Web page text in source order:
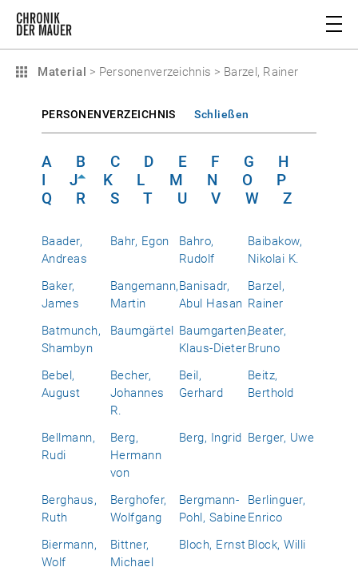
Material > Personenverzeichnis > Barzel, Rainer
PERSONENVERZEICHNIS Schließen
A B C D E F G
H
I
J K L M N O
P
Q
R S T U V W Z
Baader,
Andreas
Bahr, Egon
Bahro,
Rudolf
Baibakow,
Nikolai K.
Baker,
James
Bangemann,
Martin
Banisadr,
Abul Hasan
Barzel,
Rainer
Batmunch,
Shambyn
Baumgärtel Baumgarten,
Klaus-Dieter
Beater,
Bruno
Bebel,
August
Becher,
Johannes
R.
Beil,
Gerhard
Beitz,
Berthold
Bellmann,
Rudi
Berg,
Hermann
von
Berg, Ingrid Berger, Uwe
Berghaus,
Ruth
Berghofer,
Wolfgang
Bergmann-
Pohl, Sabine
Berlinguer,
Enrico
Biermann,
Wolf
Bittner,
Michael
Bloch, Ernst Block, Willi